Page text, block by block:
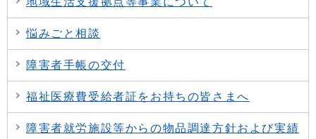
悩みごと相談
障害者手帳の交付
福祉医療費受給者証をお持ちの皆さまへ
障害者就労施設等からの物品調達方針および実績